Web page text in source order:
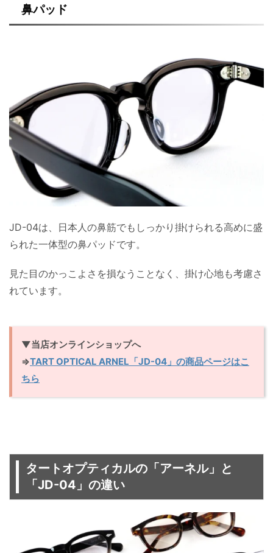
鼻パッド
JD-04は、日本人の鼻筋でもしっかり掛けられる高めに盛
られた一体型の鼻パッドです。
見た目のかっこよさを損なうことなく、掛け心地も考慮さ
れています。
▼当店オンラインショップへ
⇒TART OPTICAL ARNEL「JD-04」の商品ページはこ
ちら
タートオプティカルの「アーネル」と
「JD-04」の違い